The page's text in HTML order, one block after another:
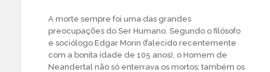
A morte sempre foi uma das grandes
preocupações do Ser Humano. Segundo o filósofo
e sociólogo Edgar Morin (falecido recentemente
com a bonita idade de 105 anos), o Homem de
Neandertal não só enterrava os mortos; também os